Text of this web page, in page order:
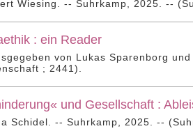
Wiesing. -- Suhrkamp, 2025. --
: ein Reader
von Lukas Sparenborg
; 2441).
und Gesellschaft :
Schidel. -- Suhrkamp, 2025. --